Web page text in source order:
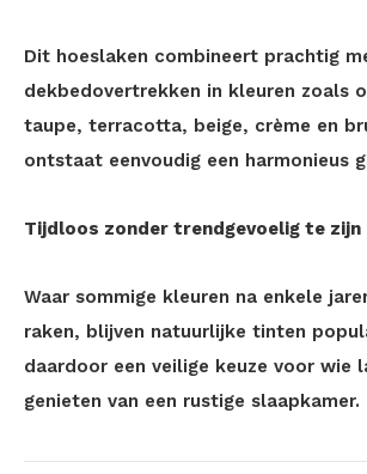
Dit hoeslaken combineert prachtig
dekbedovertrekken in kleuren zoals
taupe, terracotta, beige, crème en
ontstaat eenvoudig een harmonieus
Tijdloos zonder trendgevoelig te zijn
Waar sommige kleuren na enkele
raken, blijven natuurlijke tinten
daardoor een veilige keuze voor wie
genieten van een rustige slaapkamer.